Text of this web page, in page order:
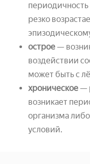
резко
острое —
воздействии
может быть с
хроническое —
возникает
организма
условий.